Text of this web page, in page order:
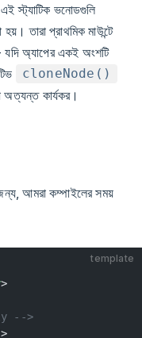
স্ট্যাটিক ভনোডগুলি
হয়। তারা প্রাথমিক মাউন্টে
অ্যাপের একই অংশটি
cloneNode()
অত্যন্ত কার্যকর।
জন্য, আমরা কম্পাইলের সময়
template
>
-->
>